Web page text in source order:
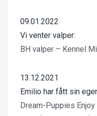
09.01.2022
Vi venter valper:
BH valper – Kennel
13.12.2021
Emilio har fått sin
Dream-Puppies